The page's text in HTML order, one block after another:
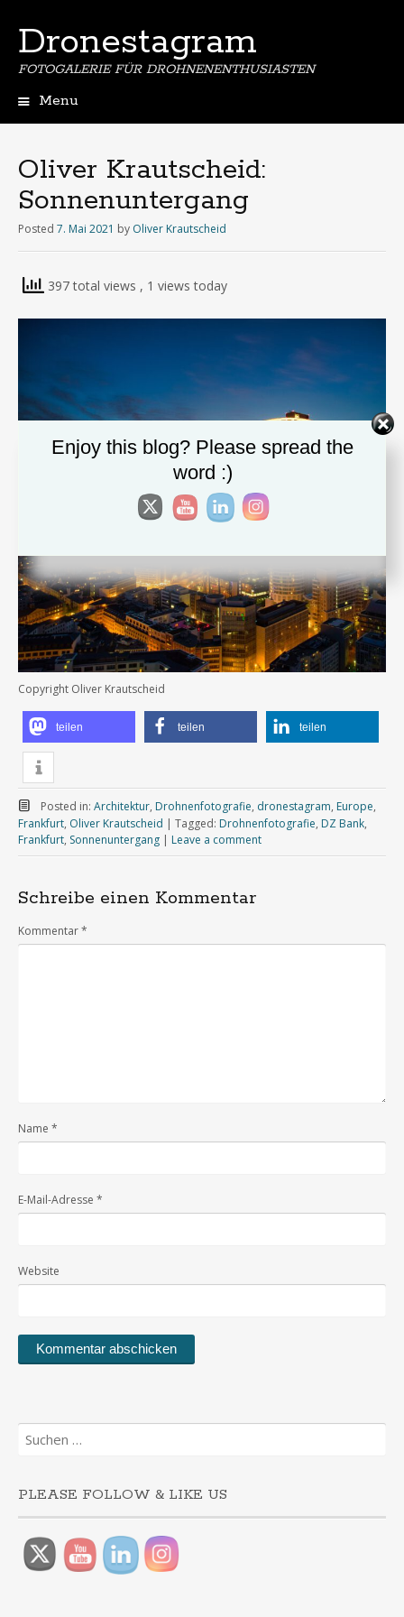
Dronestagram
FOTOGALERIE FÜR DROHNENENTHUSIASTEN
Menu
Oliver Krautscheid:
Sonnenuntergang
Posted 7. Mai 2021 by Oliver Krautscheid
397 total views , 1 views today
Copyright Oliver Krautscheid
teilen teilen teilen
Posted in: Architektur, Drohnenfotografie, dronestagram, Europe,
Frankfurt, Oliver Krautscheid | Tagged: Drohnenfotografie, DZ Bank,
Frankfurt, Sonnenuntergang | Leave a comment
Schreibe einen Kommentar
Kommentar*
Name *
E-Mail-Adresse *
Website
Suchen
nach:
PLEASE FOLLOW & LIKE US
Enjoy this blog? Please spread the
word :)